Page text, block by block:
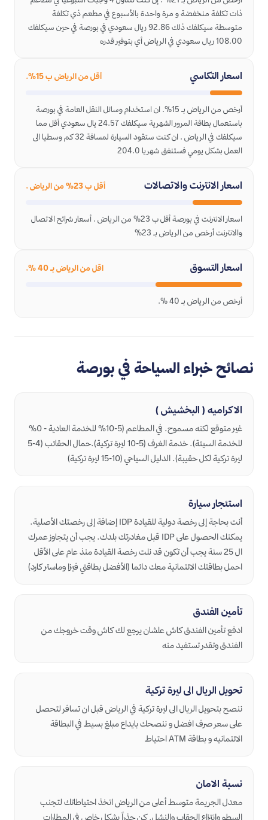
ذات تكلفة منخفضة و مرة واحدة بالأسبوع في مطعم ذي تكلفة
متوسطة سيكلفك ذلك 92.86 ريال سعودي في بورصة في حين سيكلفك
108.00 ريال سعودي في الرياض أي بتوفير قدره
اسعار التكاسي أقل من الرياض ب 15%.
أرخص من الرياض بـ 15%. ان استخدام وسائل النقل العامة في بورصة
باستعمال بطاقة المرور الشهرية سيكلفك 24.57 يال سعودي أقل مما
سيكلفك في الرياض . ان كنت ستقود السيارة لمسافة 32 كم وسطيا الى
العمل بشكل يومي فستنفق شهريا 204.0
اسعار الانترنت والاتصالات أقل ب 23% من الرياض .
اسعار الانترنت في بورصة أقل ب 23% من الرياض . أسعار شرائح الاتصال
والانترنت أرخص من الرياض بـ 23%
اسعار التسوق اقل من الرياض بـ 40 %.
أرخص من الرياض بـ 40 %.
نصائح خبراء السياحة في بورصة
الاكراميه ( البخشيش )
غير متوقع لكنه مسموح. في المطاعم (5-10% للخدمة العادية - 0%
للخدمة السيئة). خدمة الغرف (5-10 ليرة تركية).حمال الحقائب (4-5
ليرة تركية لكل حقيبة). الدليل السياحي (10-15 ليرة تركية)
استئجار سيارة
أنت بحاجة إلى رخصة دولية للقيادة IDP إضافة إلى رخصتك الأصلية.
يمكنك الحصول على IDP قبل مغادرتك بلدك. يجب أن يتجاوز عمرك
ال 25 سنة يجب أن تكون قد نلت رخصة القيادة منذ عام على الأقل
احمل بطاقتك الائتمانية معك دائما (الأفضل بطاقتي فيزا وماستر كارد)
تأمين الفندق
ادفع تأمين الفندق كاش علشان يرجع لك كاش وقت خروجك من
الفندق وتقدر تستفيد منه
تحويل الريال الى ليرة تركية
ننصح بتحويل الريال الى ليرة تركية في الرياض قبل ان تسافر لتحصل
على سعر صرف افضل و ننصحك بايداع مبلغ بسيط في البطاقة
الائتمانيه و بطاقة ATM احتياط
نسبة الامان
معدل الجريمة متوسط أعلى من الرياض اتخذ احتياطاتك لتجنب
السطو وانتزاع الحقاب والنشل. كن حذراً بشكل خاص في المطارات